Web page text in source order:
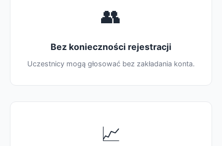
👥
Bez konieczności rejestracji
Uczestnicy mogą głosować bez zakładania konta.
📈